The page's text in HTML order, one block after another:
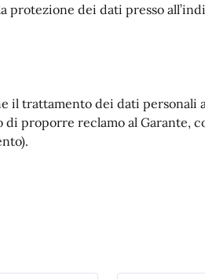
protezione dei dati presso
il trattamento dei dati
proporre reclamo al Garante,